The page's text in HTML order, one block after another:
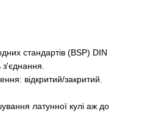
стандартів (BSP) DIN
відкритий/закритий.
латунної кулі аж до